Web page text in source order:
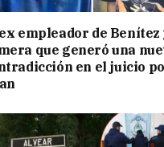
empleador de Benítez
que generó una
en el juicio